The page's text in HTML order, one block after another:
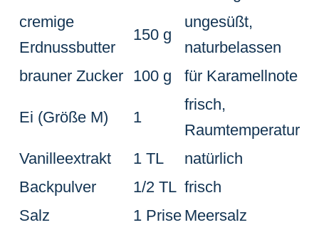
cremige
Erdnussbutter
150 g
ungesüßt,
naturbelassen
brauner Zucker 100 g für Karamellnote
Ei (Größe M) 1
frisch,
Raumtemperatur
Vanilleextrakt
1 TL
natürlich
Backpulver
1/2 TL frisch
Salz
1 Prise Meersalz